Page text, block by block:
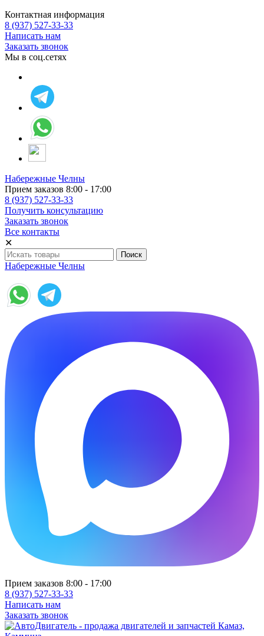
Контактная информация
8 (937) 527-33-33
Написать нам
Заказать звонок
Мы в соц.сетях
Набережные Челны
Прием заказов 8:00 - 17:00
8 (937) 527-33-33
Получить консультацию
Заказать звонок
Все контакты
✕
Набережные Челны
Прием заказов 8:00 - 17:00
8 (937) 527-33-33
Написать нам
Заказать звонок